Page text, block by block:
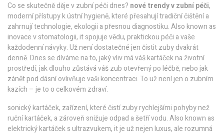
Co se skutečně děje v zubní péči dnes? nové trendy v zubní péči,
moderní přístupy k ústní hygieně, které přesahují tradiční čištění a
zahrnují technologie, ekologii a přesnou diagnostiku. Also known as
inovace v stomatologii, it spojuje vědu, praktickou péči a vaše
každodenní návyky.Už není dostatečné jen čistit zuby dvakrát
denně. Dnes se díváme na to, jaký vliv má váš kartáček na životní
prostředí, jak dlouho zůstává váš zub otevřený po léčbě, nebo jak
zánět pod dásní ovlivňuje vaši koncentraci. To už není jen o zubním
kazích – je to o celkovém zdraví.
sonický kartáček, zařízení, které čistí zuby rychlejšími pohyby než
ruční kartáček, a zároveň snižuje odpad a šetří vodu. Also known as
elektrický kartáček s ultrazvukem, it je už nejen luxus, ale rozumná